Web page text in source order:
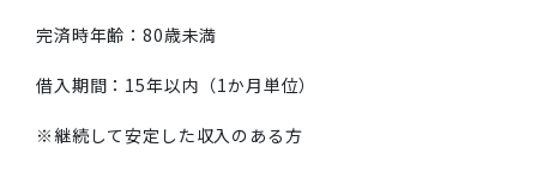
完済時年齢：80歳未満
借入期間：15年以内（1か月単位）
※継続して安定した収入のある方